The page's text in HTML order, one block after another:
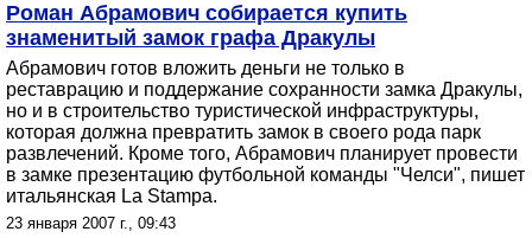
Роман Абрамович собирается купить
знаменитый замок графа Дракулы
Абрамович готов вложить деньги не только в
реставрацию и поддержание сохранности замка Дракулы,
но и в строительство туристической инфраструктуры,
которая должна превратить замок в своего рода парк
развлечений. Кроме того, Абрамович планирует провести
в замке презентацию футбольной команды "Челси", пишет
итальянская La Stampa.
23 января 2007 г., 09:43